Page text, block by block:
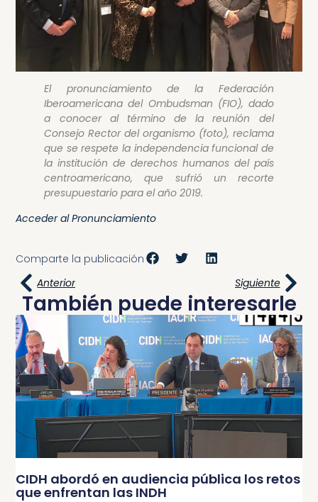
El pronunciamiento de la Federación
Iberoamericana del Ombudsman (FIO), dado
a conocer al término de la reunión del
Consejo Rector del organismo (foto), reclama
que se respete la independencia funcional de
la institución de derechos humanos del país
centroamericano, que sufrió un recorte
presupuestario para el año 2019.
Acceder al Pronunciamiento
Comparte la publicación
Anterior
Siguiente
También puede interesarle
CIDH abordó en audiencia pública los retos
que enfrentan las INDH